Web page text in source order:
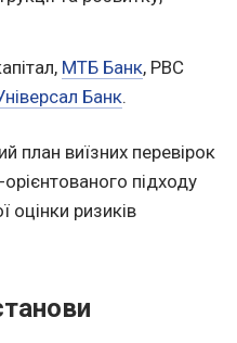
МТБ Банк, РВС
Банк.
план виїзних перевірок
підходу
оцінки ризиків